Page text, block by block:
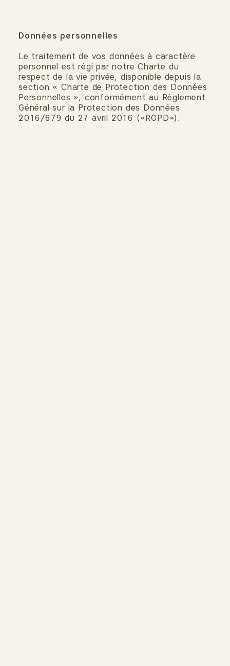
Données personnelles
Le traitement de vos données à caractère
personnel est régi par notre Charte du
respect de la vie privée, disponible depuis la
section « Charte de Protection des Données
Personnelles », conformément au Règlement
Général sur la Protection des Données
2016/679 du 27 avril 2016 («RGPD»).